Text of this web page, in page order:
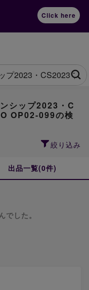
Click here
シップ2023・C
OP02-099の検
絞り込み
出品一覧(0件)
でした。